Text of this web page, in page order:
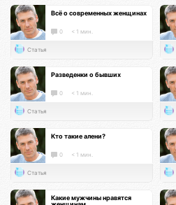
Всё о современных женщинах
0 < 1 мин.
Статья
Разведенки о бывших
0 < 1 мин.
Статья
Кто такие алени?
0 < 1 мин.
Статья
Какие мужчины нравятся